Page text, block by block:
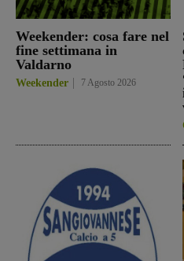
Weekender: cosa fare nel
fine settimana in
Valdarno
Weekender 7 Agosto 2026